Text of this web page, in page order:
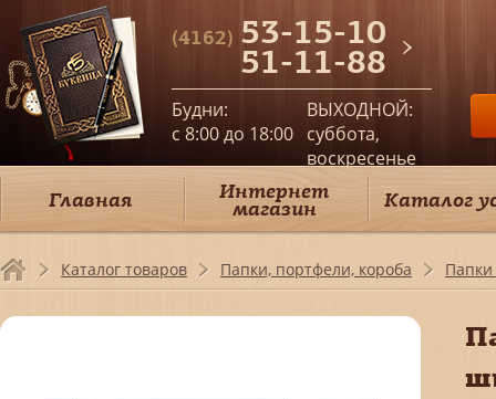
(4162) 53-15-10
51-11-88
Будни:
c 8:00 до 18:00
ВЫХОДНОЙ:
суббота,
воскресенье
Главная Интернет
магазин Каталог
Каталог товаров Папки, портфели, короба